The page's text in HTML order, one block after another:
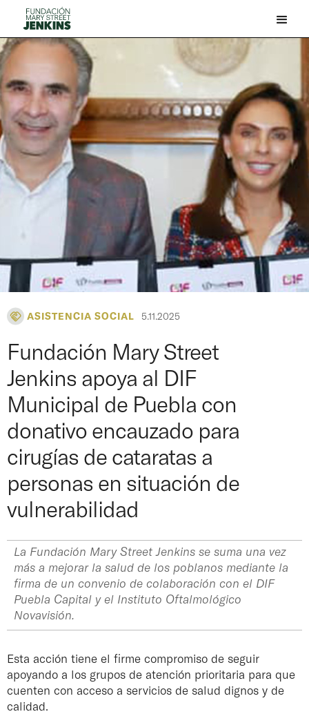
ASISTENCIA SOCIAL 5.11.2025
Fundación Mary Street
Jenkins apoya al DIF
Municipal de Puebla con
donativo encauzado para
cirugías de cataratas a
personas en situación de
vulnerabilidad
La Fundación Mary Street Jenkins se suma una vez
más a mejorar la salud de los poblanos mediante la
firma de un convenio de colaboración con el DIF
Puebla Capital y el Instituto Oftalmológico
Novavisión.
Esta acción tiene el firme compromiso de seguir
apoyando a los grupos de atención prioritaria para que
cuenten con acceso a servicios de salud dignos y de
calidad.